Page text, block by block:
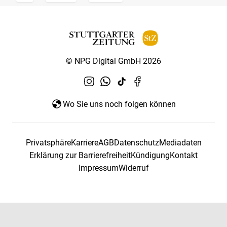
© NPG Digital GmbH 2026
Wo Sie uns noch folgen können
PrivatsphäreKarriereAGBDatenschutzMediadaten
Erklärung zur BarrierefreiheitKündigungKontakt
ImpressumWiderruf